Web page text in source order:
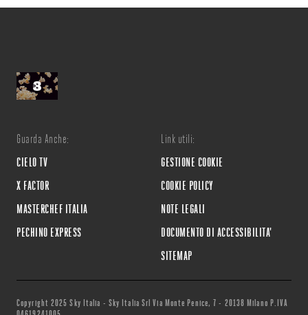
Guarda Anche:
CIELO TV
X FACTOR
MASTERCHEF ITALIA
PECHINO EXPRESS
Link utili:
GESTIONE COOKIE
COOKIE POLICY
NOTE LEGALI
DOCUMENTO DI ACCESSIBILITA'
SITEMAP
Copyright 2025 Sky Italia - Sky Italia Srl Via Monte Penice, 7 - 20138 Milano P.IVA